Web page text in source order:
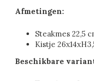
Afmetingen:
Steakmes 22,5
Kistje
Beschikbare